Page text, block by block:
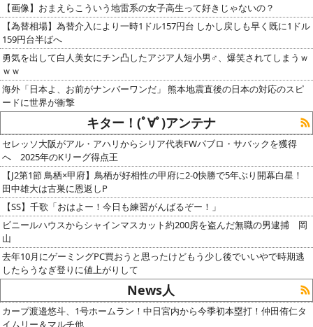
【画像】おまえらこういう地雷系の女子高生って好きじゃないの？
【為替相場】為替介入により一時1ドル157円台 しかし戻しも早く既に1ドル
159円台半ばへ
勇気を出して白人美女にチン凸したアジア人短小男♂、爆笑されてしまうｗ
ｗｗ
海外「日本よ、お前がナンバーワンだ」 熊本地震直後の日本の対応のスピ
ードに世界が衝撃
キター！(ﾟ∀ﾟ)アンテナ
セレッソ大阪がアル・アハリからシリア代表FWパブロ・サバックを獲得
へ 2025年のKリーグ得点王
【J2第1節 鳥栖×甲府】鳥栖が好相性の甲府に2-0快勝で5年ぶり開幕白星！
田中雄大は古巣に恩返しP
【SS】千歌「おはよー！今日も練習がんばるぞー！」
ビニールハウスからシャインマスカット約200房を盗んだ無職の男逮捕 岡
山
去年10月にゲーミングPC買おうと思ったけどもう少し後でいいやで時期逃
したらうなぎ登りに値上がりして
News人
カープ渡邉悠斗、1号ホームラン！中日宮内から今季初本塁打！仲田侑仁タ
イムリー＆マルチ他